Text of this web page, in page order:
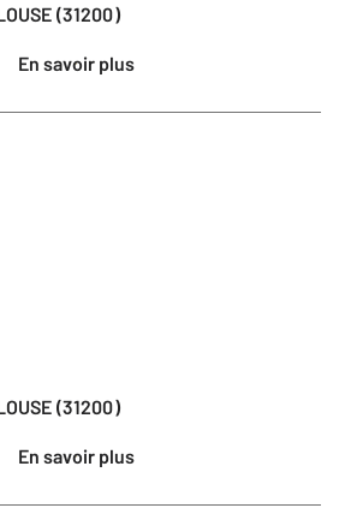
(31200)
En savoir plus
(31200)
En savoir plus